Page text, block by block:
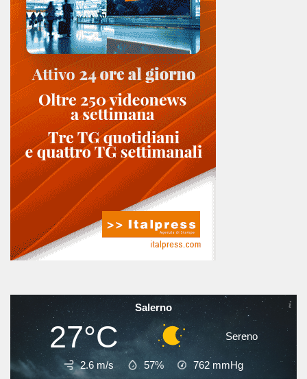
Salerno
27°C Sereno
2.6 m/s 57% 762 mmHg